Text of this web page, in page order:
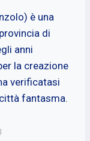
è una
di
anni
la creazione
verificatasi
fantasma.